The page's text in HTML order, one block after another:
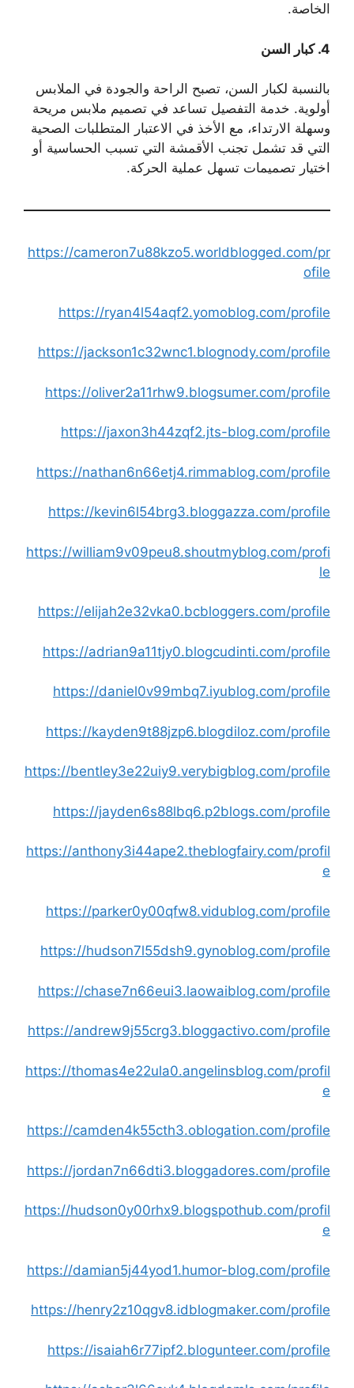
الخاصة.
4. كبار السن
بالنسبة لكبار السن، تصبح الراحة والجودة في الملابس
أولوية. خدمة التفصيل تساعد في تصميم ملابس مريحة
وسهلة الارتداء، مع الأخذ في الاعتبار المتطلبات الصحية
التي قد تشمل تجنب الأقمشة التي تسبب الحساسية أو
اختيار تصميمات تسهل عملية الحركة.
https://cameron7u88kzo5.worldblogged.com/pr
ofile
https://ryan4l54aqf2.yomoblog.com/profile
https://jackson1c32wnc1.blognody.com/profile
https://oliver2a11rhw9.blogsumer.com/profile
https://jaxon3h44zqf2.jts-blog.com/profile
https://nathan6n66etj4.rimmablog.com/profile
https://kevin6l54brg3.bloggazza.com/profile
https://william9v09peu8.shoutmyblog.com/profi
le
https://elijah2e32vka0.bcbloggers.com/profile
https://adrian9a11tjy0.blogcudinti.com/profile
https://daniel0v99mbq7.iyublog.com/profile
https://kayden9t88jzp6.blogdiloz.com/profile
https://bentley3e22uiy9.verybigblog.com/profile
https://jayden6s88lbq6.p2blogs.com/profile
https://anthony3i44ape2.theblogfairy.com/profil
e
https://parker0y00qfw8.vidublog.com/profile
https://hudson7l55dsh9.gynoblog.com/profile
https://chase7n66eui3.laowaiblog.com/profile
https://andrew9j55crg3.bloggactivo.com/profile
https://thomas4e22ula0.angelinsblog.com/profil
e
https://camden4k55cth3.oblogation.com/profile
https://jordan7n66dti3.bloggadores.com/profile
https://hudson0y00rhx9.blogspothub.com/profil
e
https://damian5j44yod1.humor-blog.com/profile
https://henry2z10qgv8.idblogmaker.com/profile
https://isaiah6r77ipf2.blogunteer.com/profile